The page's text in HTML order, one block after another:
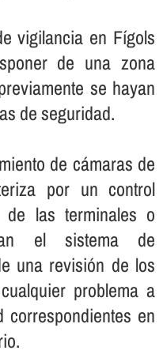
vigilancia en Fígols
de una zona
se hayan
de seguridad.
de cámaras de
por un control
las terminales o
el sistema de
una revisión de los
problema a
en